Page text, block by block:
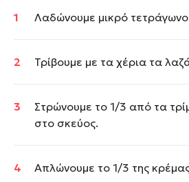
Λαδώνουμε μικρό
Τρίβουμε με τα χέρια τα
Στρώνουμε το 1/3 από τα
στο σκεύος.
Απλώνουμε το 1/3 της